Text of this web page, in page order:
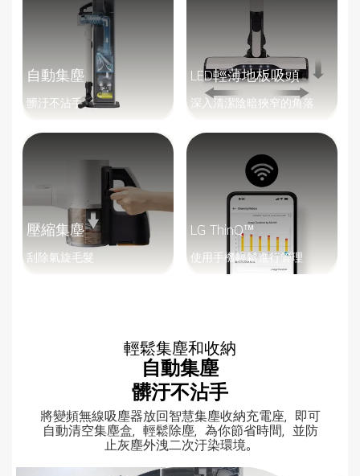
自動集塵
髒汙不沾手
LED輕薄地板吸頭
深入清潔陰暗狹窄的角落
壓縮集塵
刮除氣旋毛髮
LG ThinQ™
使用手機輕鬆進行管理
輕鬆集塵和收納
自動集塵
髒汙不沾手
將變頻無線吸塵器放回智慧集塵收納充電座，即可
自動清空集塵盒，輕鬆除塵，為你節省時間，並防
止灰塵外洩二次汙染環境。